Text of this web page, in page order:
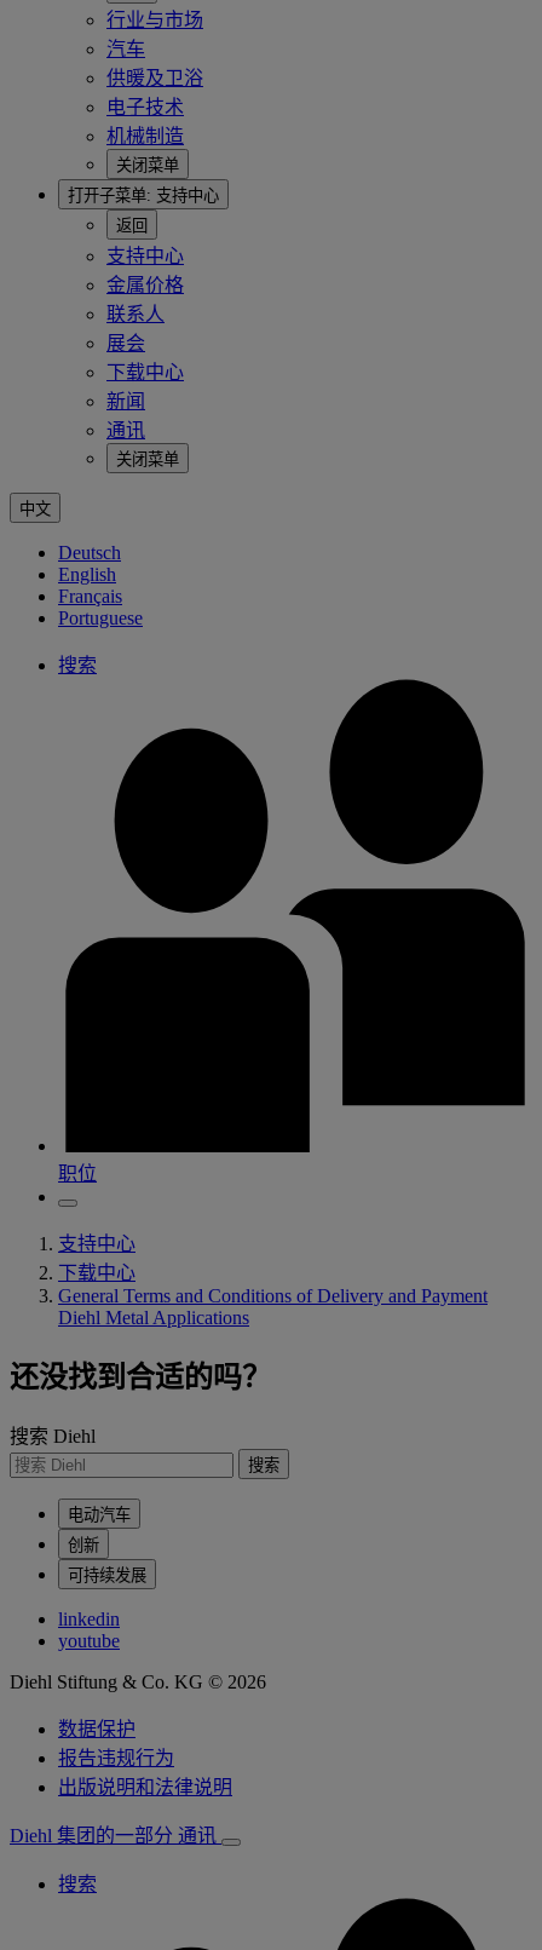
行业与市场
汽车
供暖及卫浴
电子技术
机械制造
关闭菜单
打开子菜单: 支持中心
返回
支持中心
金属价格
联系人
展会
下载中心
新闻
通讯
关闭菜单
中文
Deutsch
English
Français
Portuguese
搜索
职位
支持中心
下载中心
General Terms and Conditions of Delivery and Payment
Diehl Metal Applications
还没找到合适的吗？
搜索 Diehl
搜索
电动汽车
创新
可持续发展
linkedin
youtube
Diehl Stiftung & Co. KG © 2026
数据保护
报告违规行为
出版说明和法律说明
Diehl 集团的一部分 通讯
搜索